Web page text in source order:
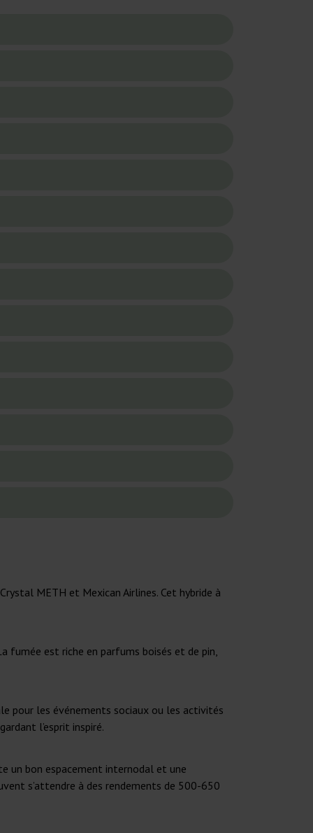
METH et Mexican Airlines. Cet hybride à
fumée est riche en parfums boisés et de pin,
pour les événements sociaux ou les activités
l’esprit inspiré.
un bon espacement internodal et une
s’attendre à des rendements de 500-650